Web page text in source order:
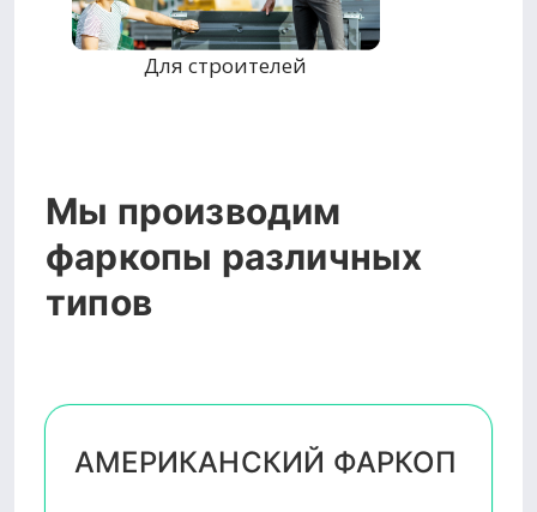
Для строителей
Мы производим
фаркопы различных
типов
АМЕРИКАНСКИЙ ФАРКОП